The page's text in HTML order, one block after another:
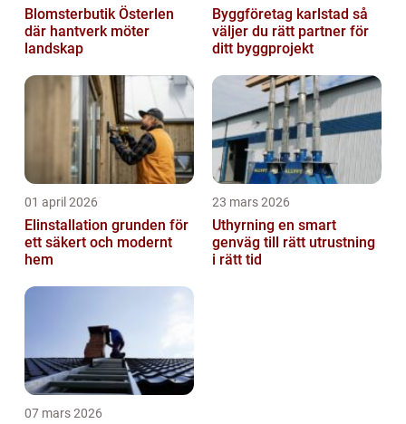
Blomsterbutik Österlen
där hantverk möter
landskap
Byggföretag karlstad så
väljer du rätt partner för
ditt byggprojekt
01 april 2026
Elinstallation grunden för
ett säkert och modernt
hem
23 mars 2026
Uthyrning en smart
genväg till rätt utrustning
i rätt tid
07 mars 2026